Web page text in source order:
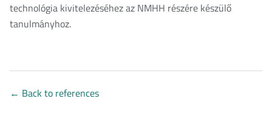
technológia kivitelezéséhez az NMHH részére készülő
tanulmányhoz.
← Back to references